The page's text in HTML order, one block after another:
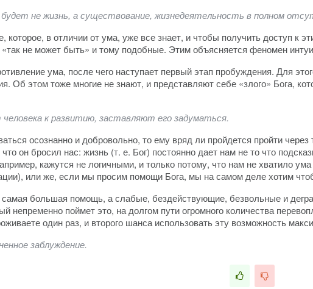
не жизнь, а существование, жизнедеятельность в полном
которое, в отличии от ума, уже все знает, и чтобы получить доступ к
не может быть» и тому подобные. Этим объясняется феномен
ума, после чего наступает первый этап пробуждения. Для
Об этом тоже многие не знают, и представляют себе «злого» Бога,
к развитию, заставляют его задуматься.
осознанно и добровольно, то ему вряд ли пройдется пройти
что он бросил нас: жизнь (т. е. Бог) постоянно дает нам не то что
кажутся не логичными, и только потому, что нам не хватило
или же, если мы просим помощи Бога, мы на самом деле хотим
большая помощь, а слабые, бездействующие, безвольные и
непременно поймет это, на долгом пути огромного количества
один раз, и второго шанса использовать эту возможность
заблуждение.